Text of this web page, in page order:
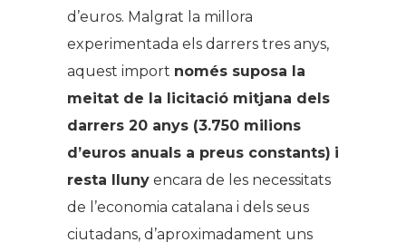
d’euros. Malgrat la millora
experimentada els darrers tres anys,
aquest import només suposa la
meitat de la licitació mitjana dels
darrers 20 anys (3.750 milions
d’euros anuals a preus constants) i
resta lluny encara de les necessitats
de l’economia catalana i dels seus
ciutadans, d’aproximadament uns